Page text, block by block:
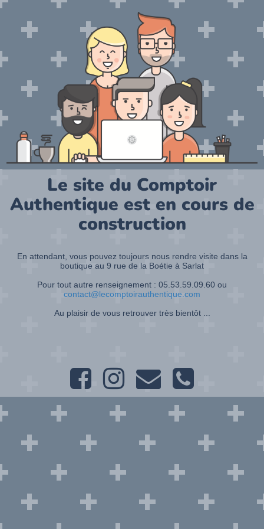
Le site du Comptoir
Authentique est en cours de
construction
En attendant, vous pouvez toujours nous rendre visite dans la
boutique au 9 rue de la Boétie à Sarlat
Pour tout autre renseignement : 05.53.59.09.60 ou
contact@lecomptoirauthentique.com
Au plaisir de vous retrouver très bientôt ...